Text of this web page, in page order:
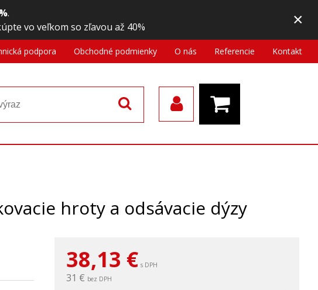
.
vo veľkom so zľavou až 40% ×
podpora Obchodné podmienky O nás Referencie Kontakt
hroty a odsávacie dýzy
38,13 € s DPH
31 € bez DPH